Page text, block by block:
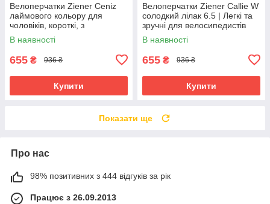
Велоперчатки Ziener Ceniz
лаймового кольору для
чоловіків, короткі, з
амортизуючими вставками та
гелевими подушечками
В наявності
655 ₴ 936 ₴
Купити
Велоперчатки Ziener Callie W
солодкий лілак 6.5 | Легкі та
зручні для велосипедистів
В наявності
655 ₴ 936 ₴
Купити
Показати ще
Про нас
98% позитивних з 444 відгуків за рік
Працює з 26.09.2013